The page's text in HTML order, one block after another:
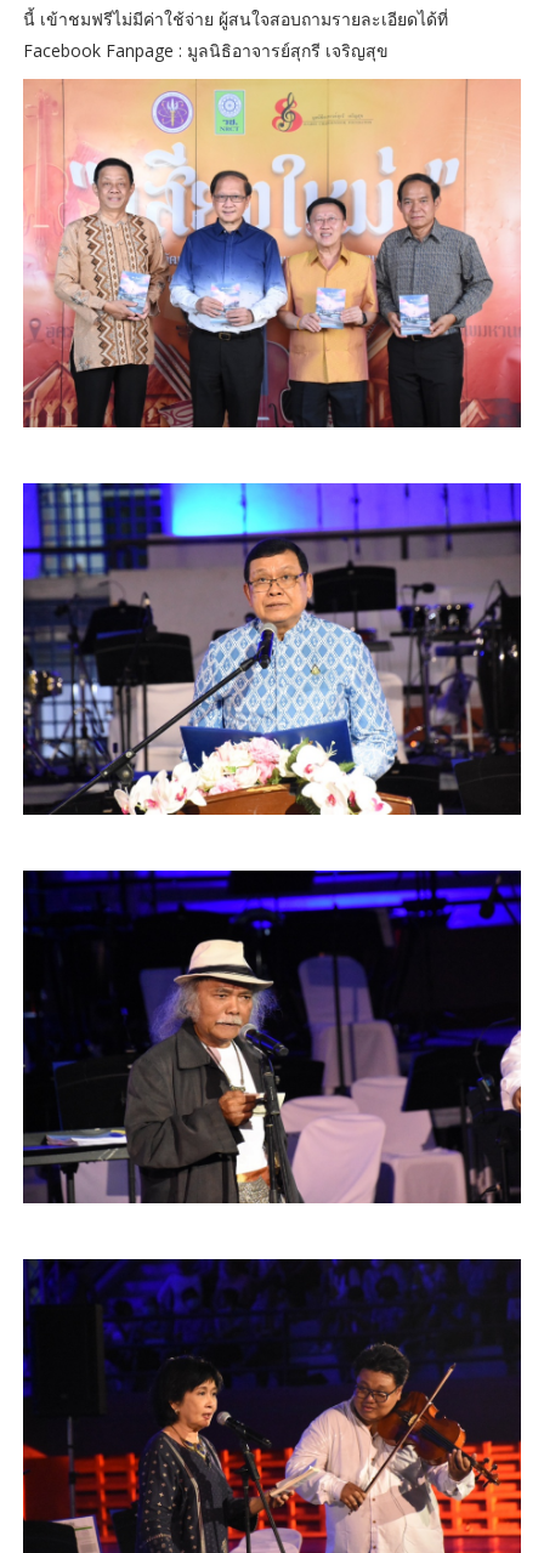
นี้ เข้าชมฟรีไม่มีค่าใช้จ่าย ผู้สนใจสอบถามรายละเอียดได้ที่
Facebook Fanpage : มูลนิธิอาจารย์สุกรี เจริญสุข